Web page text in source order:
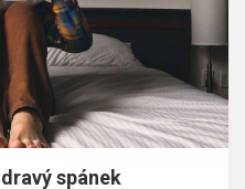
spánek